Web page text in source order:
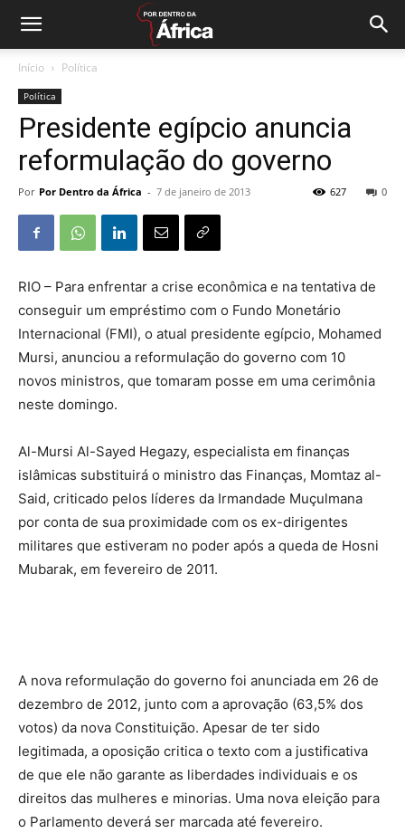
Início Política
Política
Presidente egípcio anuncia
reformulação do governo
Por Por Dentro da África - 7 de janeiro de 2013 0
627
RIO – Para enfrentar a crise econômica e na tentativa de
conseguir um empréstimo com o Fundo Monetário
Internacional (FMI), o atual presidente egípcio, Mohamed
Mursi, anunciou a reformulação do governo com 10
novos ministros, que tomaram posse em uma cerimônia
neste domingo.
Al-Mursi Al-Sayed Hegazy, especialista em finanças
islâmicas substituirá o ministro das Finanças, Momtaz al-
Said, criticado pelos líderes da Irmandade Muçulmana
por conta de sua proximidade com os ex-dirigentes
militares que estiveram no poder após a queda de Hosni
Mubarak, em fevereiro de 2011.
A nova reformulação do governo foi anunciada em 26 de
dezembro de 2012, junto com a aprovação (63,5% dos
votos) da nova Constituição. Apesar de ter sido
legitimada, a oposição critica o texto com a justificativa
de que ele não garante as liberdades individuais e os
direitos das mulheres e minorias. Uma nova eleição para
o Parlamento deverá ser marcada até fevereiro.